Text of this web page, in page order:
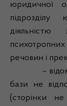
юридичної
психотропних
речовин і
–
бази не
(сторінки